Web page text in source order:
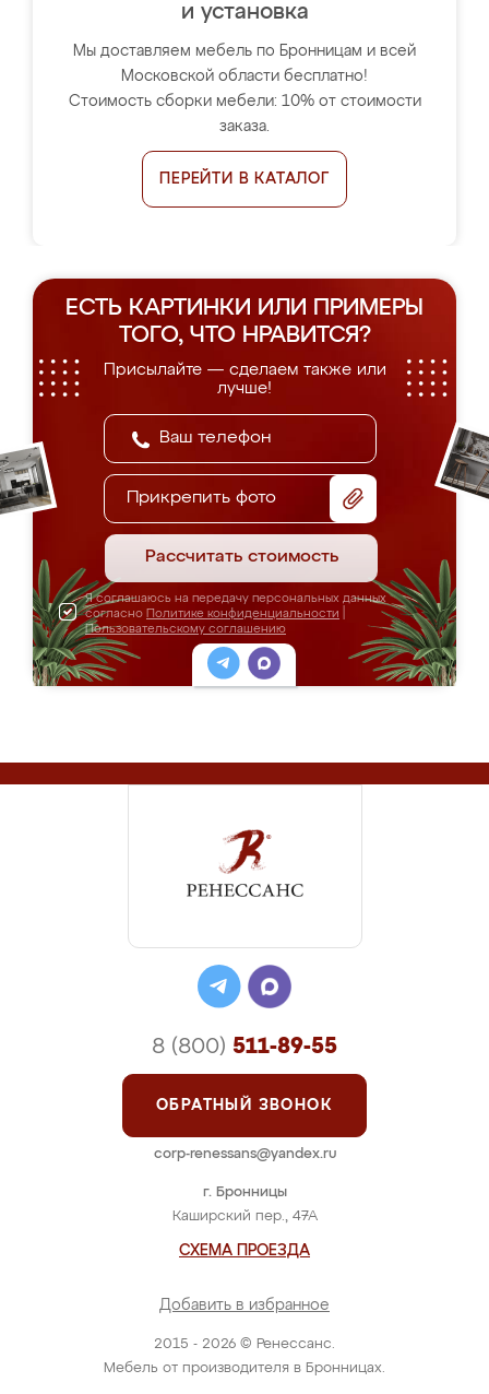
и установка
Мы доставляем мебель по Бронницам и всей
Московской области бесплатно!
Стоимость сборки мебели: 10% от стоимости
заказа.
ПЕРЕЙТИ В КАТАЛОГ
ЕСТЬ КАРТИНКИ ИЛИ ПРИМЕРЫ
ТОГО, ЧТО НРАВИТСЯ?
Присылайте — сделаем также или
лучше!
Прикрепить фото
Рассчитать стоимость
Я соглашаюсь на передачу персональных данных
согласно Политике конфиденциальности
Пользовательскому соглашению
2015 - 2026 © Ренессанс.
Мебель от производителя в Бронницах.
г. Бронницы
Каширский пер., 47А
СХЕМА ПРОЕЗДА
Добавить в избранное
8 (800) 511-89-55
ОБРАТНЫЙ ЗВОНОК
corp-renessans@yandex.ru